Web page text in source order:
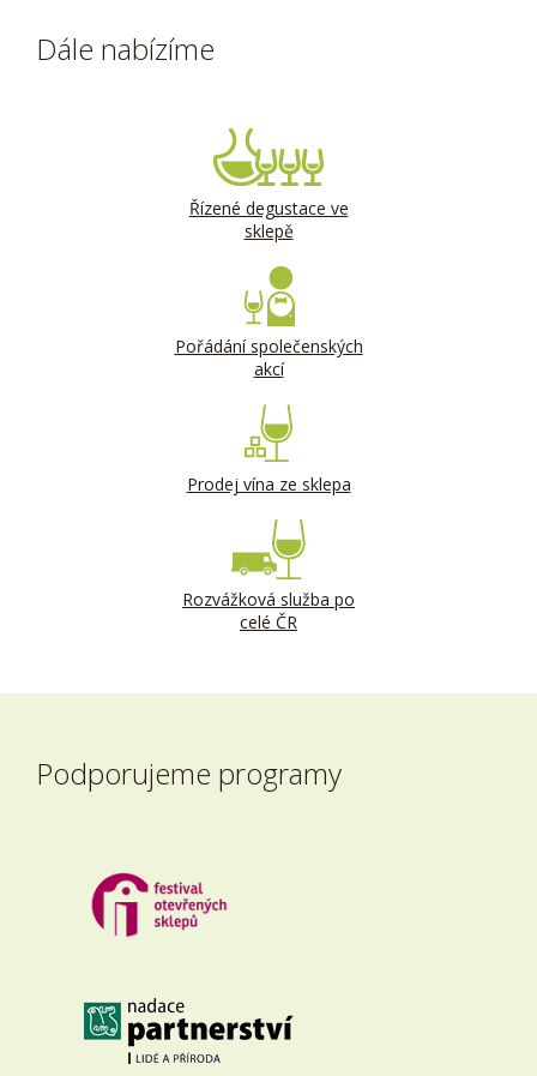
Dále nabízíme
Řízené degustace ve
sklepě
Pořádání společenských
akcí
Prodej vína ze sklepa
Rozvážková služba po
celé ČR
Podporujeme programy